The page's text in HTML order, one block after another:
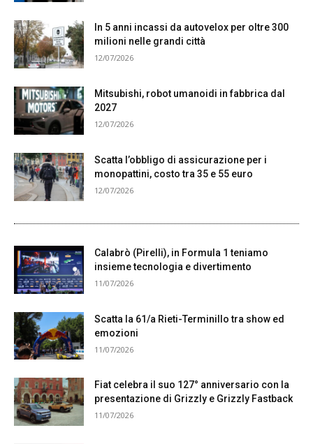
In 5 anni incassi da autovelox per oltre 300
milioni nelle grandi città
12/07/2026
Mitsubishi, robot umanoidi in fabbrica dal
2027
12/07/2026
Scatta l’obbligo di assicurazione per i
monopattini, costo tra 35 e 55 euro
12/07/2026
Calabrò (Pirelli), in Formula 1 teniamo
insieme tecnologia e divertimento
11/07/2026
Scatta la 61/a Rieti-Terminillo tra show ed
emozioni
11/07/2026
Fiat celebra il suo 127° anniversario con la
presentazione di Grizzly e Grizzly Fastback
11/07/2026